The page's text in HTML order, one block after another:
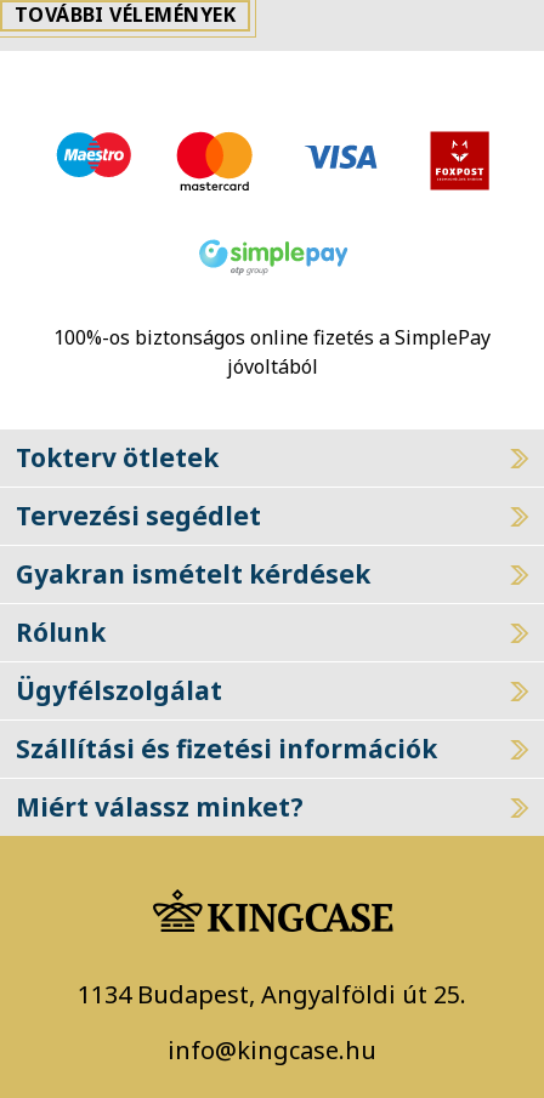
TOVÁBBI VÉLEMÉNYEK
100%-os biztonságos online fizetés a SimplePay
jóvoltából
Tokterv ötletek
Tervezési segédlet
Gyakran ismételt kérdések
Rólunk
Ügyfélszolgálat
Szállítási és fizetési információk
Miért válassz minket?
1134 Budapest, Angyalföldi út 25.
info@kingcase.hu